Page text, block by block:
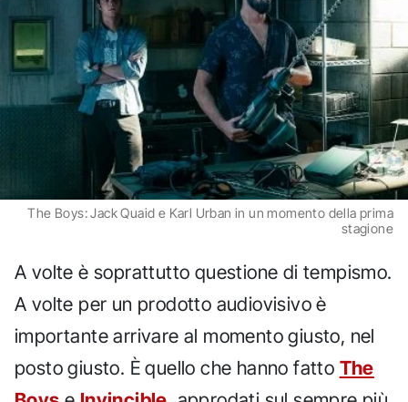
The Boys: Jack Quaid e Karl Urban in un momento della prima
stagione
A volte è soprattutto questione di tempismo.
A volte per un prodotto audiovisivo è
importante arrivare al momento giusto, nel
posto giusto. È quello che hanno fatto The